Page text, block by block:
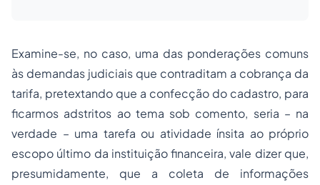
Examine-se, no caso, uma das ponderações comuns
às demandas judiciais que contraditam a cobrança da
tarifa, pretextando que a confecção do cadastro, para
ficarmos adstritos ao tema sob comento, seria – na
verdade – uma tarefa ou atividade ínsita ao próprio
escopo último da instituição financeira, vale dizer que,
presumidamente, que a coleta de informações